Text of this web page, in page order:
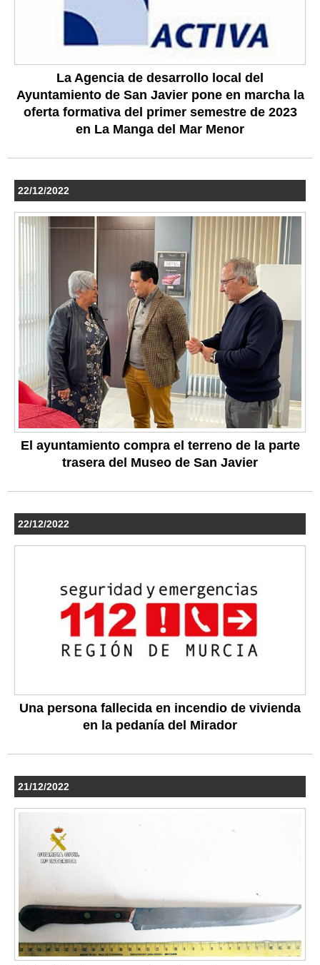
La Agencia de desarrollo local del
Ayuntamiento de San Javier pone en marcha la
oferta formativa del primer semestre de 2023
en La Manga del Mar Menor
22/12/2022
El ayuntamiento compra el terreno de la parte
trasera del Museo de San Javier
22/12/2022
Una persona fallecida en incendio de vivienda
en la pedanía del Mirador
21/12/2022